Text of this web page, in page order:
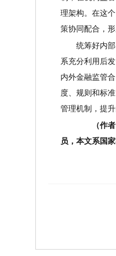
理架构。在这
策协同配合，
统筹好内部监
系充分利用后
内外金融监管
度、规则和标
管理机制，提
（作者：
员，本文系国